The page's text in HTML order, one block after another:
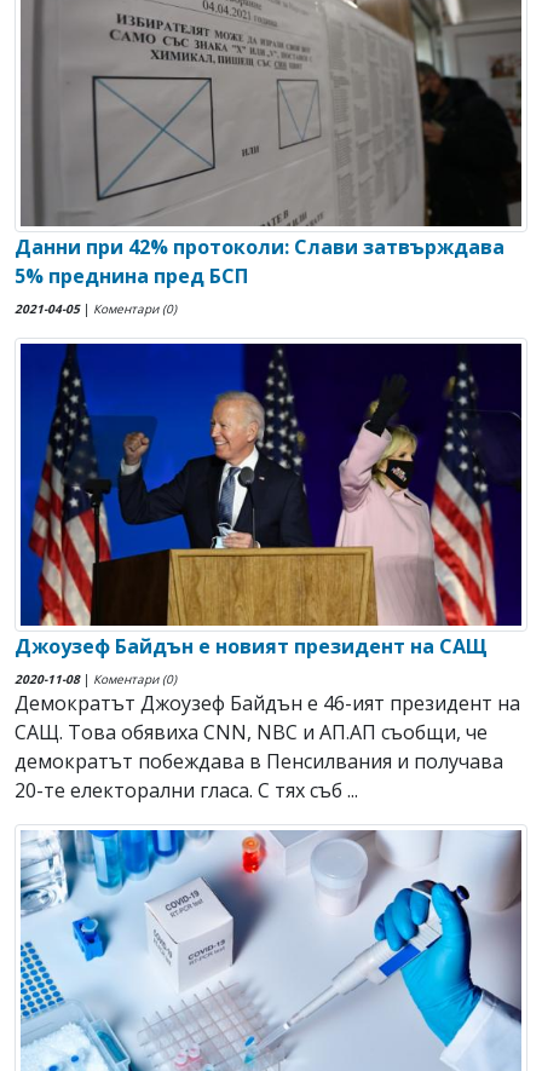
Данни при 42% протоколи: Слави затвърждава
5% преднина пред БСП
2021-04-05| Коментари (0)
Джоузеф Байдън е новият президент на САЩ
2020-11-08| Коментари (0)
Демократът Джоузеф Байдън е 46-ият президент на
САЩ. Това обявиха CNN, NBC и АП.АП съобщи, че
демократът побеждава в Пенсилвания и получава
20-те електорални гласа. С тях съб ...